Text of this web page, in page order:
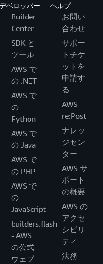
デベロッパー
Builder
Center
SDK と
ツール
AWS で
の .NET
AWS で
の
Python
AWS で
の Java
AWS で
の PHP
AWS で
の
JavaScript
builders.flash
- AWS
の公式
ウェブ
ヘルプ
お問い
合わせ
サポー
トチケ
ットを
申請す
る
AWS
re:Post
ナレッ
ジセン
ター
AWS サ
ポート
の概要
AWS の
アクセ
シビリ
ティ
法務